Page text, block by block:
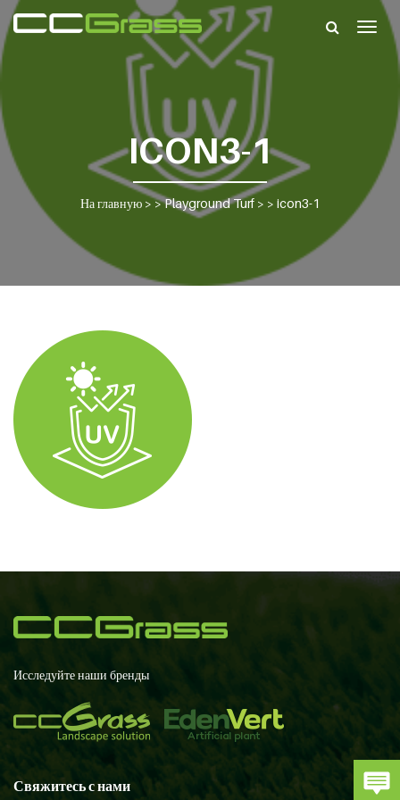
ICON3-1
На главную > >Playground Turf > > icon3-1
Исследуйте наши бренды
Свяжитесь с нами